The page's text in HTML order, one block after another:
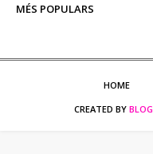
MÉS POPULARS
HOME
CREATED BY BLOG